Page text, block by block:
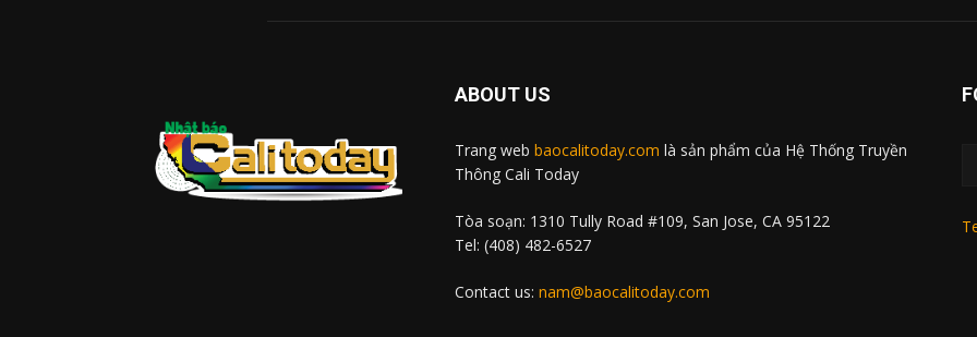
ABOUT US
Trang web baocalitoday.com là sản phẩm của Hệ Thống Truyền
Thông Cali Today
Tòa soạn: 1310 Tully Road #109, San Jose, CA 95122
Tel: (408) 482-6527
Contact us: nam@baocalitoday.com